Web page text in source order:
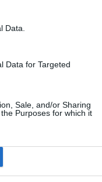
Data.
Data for Targeted
Sale, and/or Sharing
Purposes for which it